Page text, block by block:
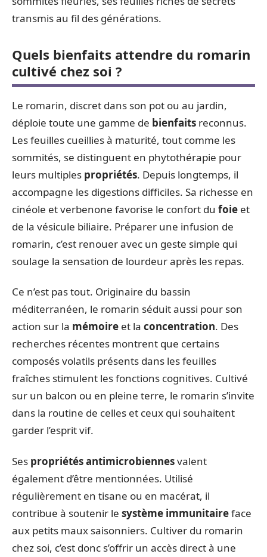
transmis au fil des générations.
Quels bienfaits attendre du romarin
cultivé chez soi ?
Le romarin, discret dans son pot ou au jardin,
déploie toute une gamme de bienfaits reconnus.
Les feuilles cueillies à maturité, tout comme les
sommités, se distinguent en phytothérapie pour
leurs multiples propriétés. Depuis longtemps, il
accompagne les digestions difficiles. Sa richesse en
cinéole et verbenone favorise le confort du foie et
de la vésicule biliaire. Préparer une infusion de
romarin, c’est renouer avec un geste simple qui
soulage la sensation de lourdeur après les repas.
Ce n’est pas tout. Originaire du bassin
méditerranéen, le romarin séduit aussi pour son
action sur la mémoire et la concentration. Des
recherches récentes montrent que certains
composés volatils présents dans les feuilles
fraîches stimulent les fonctions cognitives. Cultivé
sur un balcon ou en pleine terre, le romarin s’invite
dans la routine de celles et ceux qui souhaitent
garder l’esprit vif.
Ses propriétés antimicrobiennesvalent
également d’être mentionnées. Utilisé
régulièrement en tisane ou en macérat, il
contribue à soutenir le système immunitaireface
aux petits maux saisonniers. Cultiver du romarin
chez soi, c’est donc s’offrir un accès direct à une